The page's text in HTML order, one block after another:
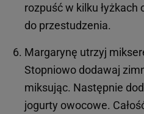
rozpuść w kilku łyżkach
do przestudzenia.
Margarynę utrzyj
Stopniowo dodawaj
miksując. Następnie
jogurty owocowe.